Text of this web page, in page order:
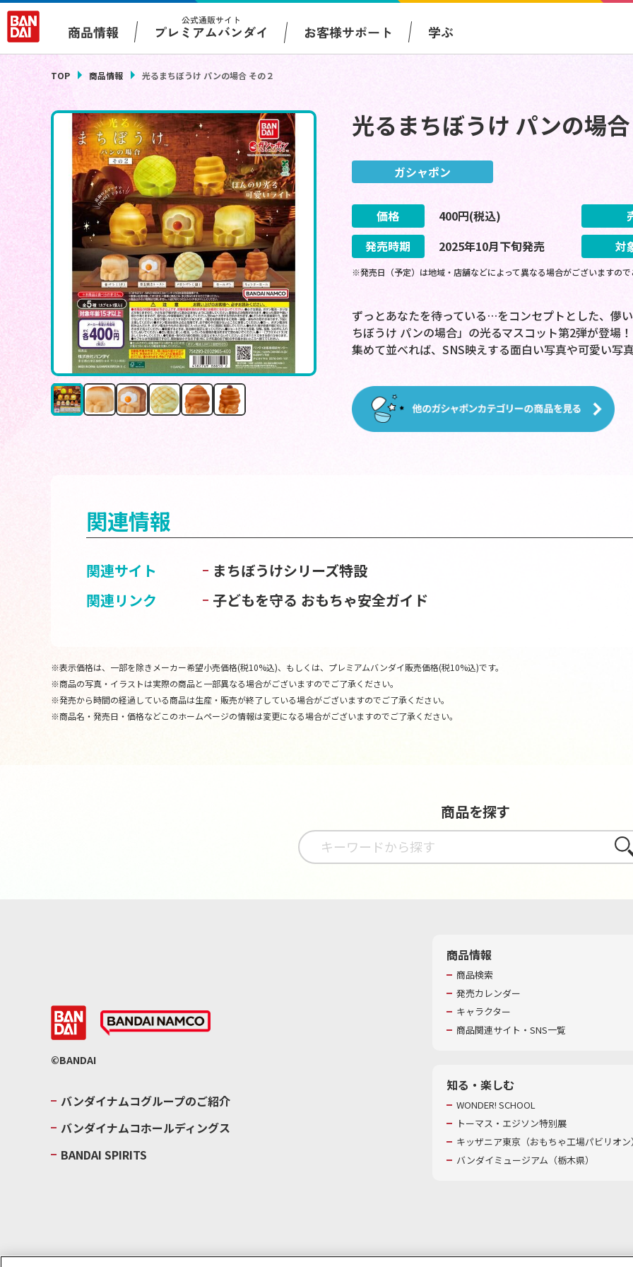
商品情報
公式通販サイト
プレミアムバンダイ お客様サポート 学ぶ
TOP 商品情報 光るまちぼうけ パンの場合 その２
光るまちぼうけ パンの場
ガシャポン
価格 400円(税込)
発売時期
2025年10月下旬発売 対
※発売日（予定）は地域・店舗などによって異なる場合がございますの
ずっとあなたを待っている…をコンセプトとした、儚
ちぼうけ パンの場合」の光るマスコット第2弾が登場！
集めて並べれば、SNS映えする面白い写真や可愛い写
関連情報
関連サイト
まちぼうけシリーズ特設
関連リンク
子どもを守る おもちゃ安全ガイド
※表示価格は、一部を除きメーカー希望小売価格(税10%込)、もしくは、プレミアムバンダイ販売価格(税10%込)です。
※商品の写真・イラストは実際の商品と一部異なる場合がございますのでご了承ください。
※発売から時間の経過している商品は生産・販売が終了している場合がございますのでご了承ください。
※商品名・発売日・価格などこのホームページの情報は変更になる場合がございますのでご了承ください。
商品を探す
さが
©BANDAI
バンダイナムコグループのご紹介
バンダイナムコホールディングス
BANDAI SPIRITS
商品情報
商品検索
発売カレンダー
キャラクター
商品関連サイト・SNS一覧
知る・楽しむ
WONDER! SCHOOL
トーマス・エジソン特別展
キッザニア東京（おもちゃ工場パビリオ
バンダイミュージアム（栃木県）